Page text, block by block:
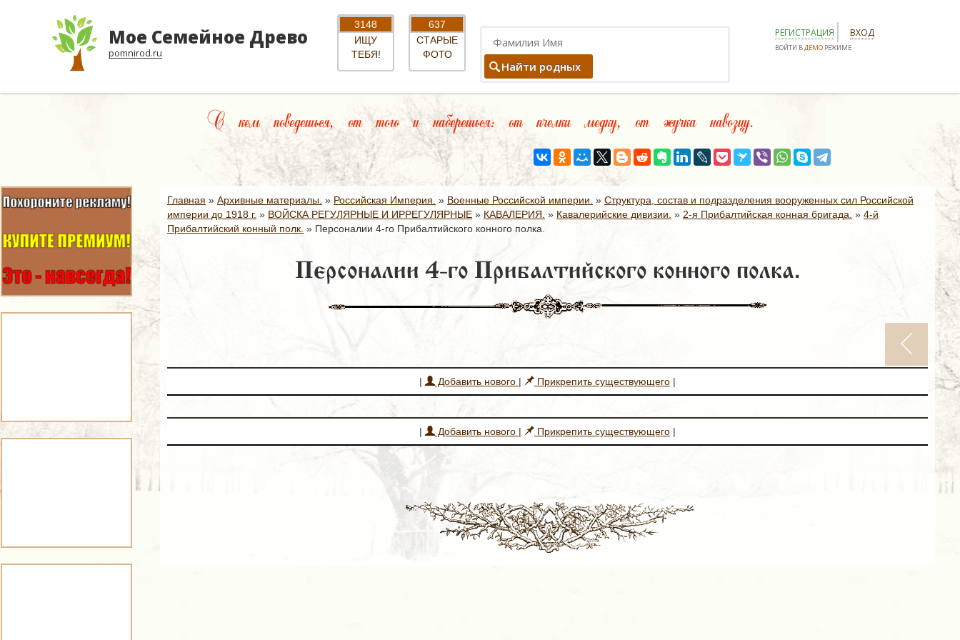
Мое Семейное Древо
pomnirod.ru
3148
ИЩУ
ТЕБЯ!
637
СТАРЫЕ
ФОТО
Найти родных
РЕГИСТРАЦИЯ ВХОД
ВОЙТИ ВДЕМО РЕЖИМЕ
С кем поведешься, от того и наберешься: от пчелки медку, от жучка навозцу.
Главная » Архивные материалы. » Российская Империя. » Военные Российской империи. » Структура, состав и подразделения вооруженных сил Российской
империи до 1918 г. » ВОЙСКА РЕГУЛЯРНЫЕ И ИРРЕГУЛЯРНЫЕ » КАВАЛЕРИЯ. » Кавалерийские дивизии. » 2-я Прибалтийская конная бригада. » 4-й
Прибалтийский конный полк. » Персоналии 4-го Прибалтийского конного полка.
Персоналии 4-го Прибалтийского конного полка.
| Добавить нового | Прикрепить существующего |
| Добавить нового | Прикрепить существующего |